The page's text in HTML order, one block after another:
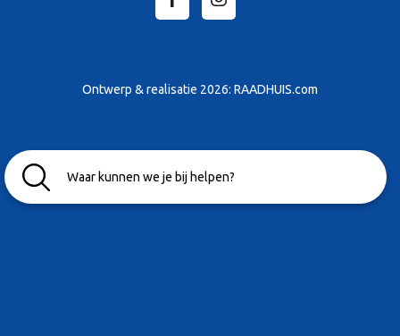
Ontwerp & realisatie 2026: RAADHUIS.com